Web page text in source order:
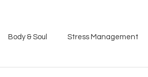
Body & Soul Stress Management